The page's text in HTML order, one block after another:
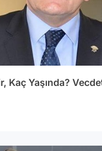
Kaç Yaşında?